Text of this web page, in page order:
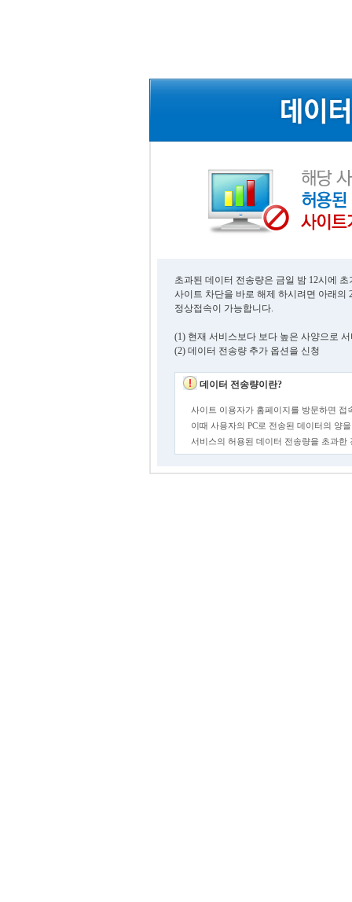
초과된 데이터 전송량은 금일 밤 12시에
사이트 차단을 바로 해제 하시려면 아래의
정상접속이 가능합니다.
(1) 현재 서비스보다 보다 높은 사양으로
(2) 데이터 전송량 추가 옵션을 신청
데이터 전송량이란?
사이트 이용자가 홈페이지를 방문하면 접
이때 사용자의 PC로 전송된 데이터의 양
서비스의 허용된 데이터 전송량을 초과